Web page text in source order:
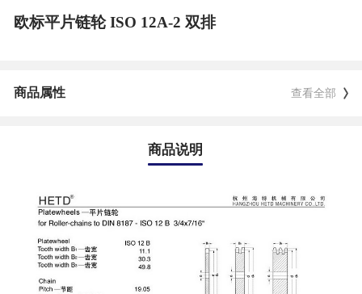
欧标平片链轮 ISO 12A-2 双排
商品属性 查看全部
商品说明